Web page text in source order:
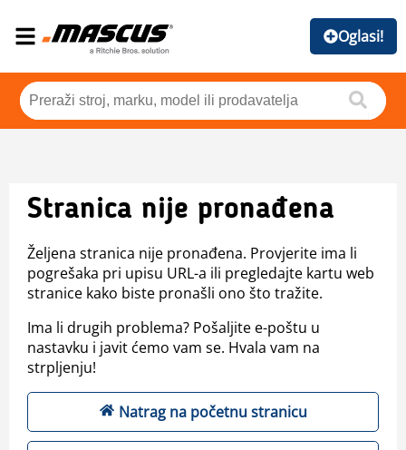
Oglasi!
Stranica nije pronađena
Željena stranica nije pronađena. Provjerite ima li
pogrešaka pri upisu URL-a ili pregledajte kartu web
stranice kako biste pronašli ono što tražite.
Ima li drugih problema? Pošaljite e-poštu u
nastavku i javit ćemo vam se. Hvala vam na
strpljenju!
Natrag na početnu stranicu